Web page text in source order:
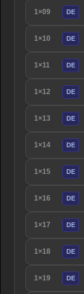
1×09 DE
1×10 DE
1×11 DE
1×12 DE
1×13 DE
1×14 DE
1×15 DE
1×16 DE
1×17 DE
1×18 DE
1×19 DE